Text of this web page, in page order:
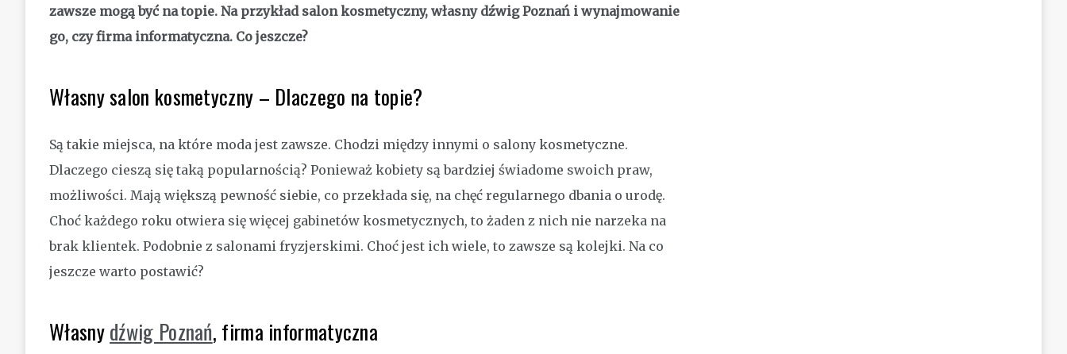
zawsze mogą być na topie. Na przykład salon kosmetyczny, własny dźwig Poznań i wynajmowanie
go, czy firma informatyczna. Co jeszcze?
Własny salon kosmetyczny – Dlaczego na topie?
Są takie miejsca, na które moda jest zawsze. Chodzi między innymi o salony kosmetyczne.
Dlaczego cieszą się taką popularnością? Ponieważ kobiety są bardziej świadome swoich praw,
możliwości. Mają większą pewność siebie, co przekłada się, na chęć regularnego dbania o urodę.
Choć każdego roku otwiera się więcej gabinetów kosmetycznych, to żaden z nich nie narzeka na
brak klientek. Podobnie z salonami fryzjerskimi. Choć jest ich wiele, to zawsze są kolejki. Na co
jeszcze warto postawić?
Własnydźwig Poznań, firma informatyczna